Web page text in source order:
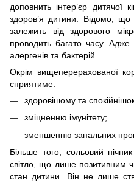
доповнить інтер’єр дитячої
здоров’я дитини. Відомо, що
залежить від здорового
проводить багато часу.
алергенів та бактерій.
Окрім вищеперерахованої
сприятиме:
здоровішому та
зміцненню імунітету;
зменшенню запальних
Більше того, сольовий
світло, що лише позитивним
стан дитини. Він не лише